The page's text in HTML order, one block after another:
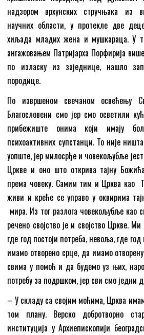
надзором врхунских стручњака из
научних области, у протекле две
хиљада младих жена и мушкараца. У
ангажовањем Патријарха Порфирија
по изласку из заједнице, нашло
породице.
По извршеном свечаном освећењу
Благословени смо јер смо осветили
прибежиште онима који имају
психоактивних супстанци. То није
уопште, јер милосрђе и човекољубље
Цркве и оно што открива тајну
према човеку. Самим тим и Црква као
живи и креће се управо у оквирима
мира. Из тог разлога човекољубље као
речено својство је и својство Цркве.
где год постоји потреба, невоља, где
имамо отворено срце, да имамо
свима у помоћ и да будемо уз њих,
потребу за подршком, јер сви смо једни
– У складу са својим моћима, Црква
том плану. Верско добротворно
институција у Архиепископији